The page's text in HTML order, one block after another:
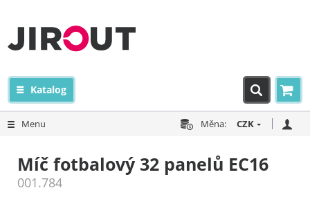
Katalog
Menu Měna: CZK
Míč fotbalový 32 panelů EC16
001.784